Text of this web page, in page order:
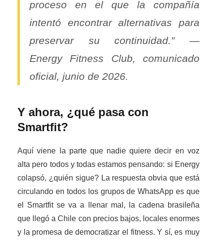
proceso en el que la compañía
intentó encontrar alternativas para
preservar su continuidad.” —
Energy Fitness Club, comunicado
oficial, junio de 2026.
Y ahora, ¿qué pasa con
Smartfit?
Aquí viene la parte que nadie quiere decir en voz
alta pero todos y todas estamos pensando: si Energy
colapsó, ¿quién sigue? La respuesta obvia que está
circulando en todos los grupos de WhatsApp es que
el Smartfit se va a llenar mal, la cadena brasileña
que llegó a Chile con precios bajos, locales enormes
y la promesa de democratizar el fitness. Y sí, es muy